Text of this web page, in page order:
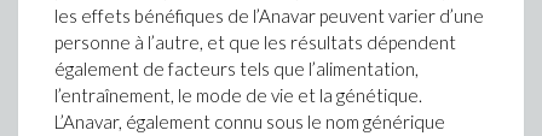
les effets bénéfiques de l’Anavar peuvent varier d’une
personne à l’autre, et que les résultats dépendent
également de facteurs tels que l’alimentation,
l’entraînement, le mode de vie et la génétique.
L’Anavar, également connu sous le nom générique